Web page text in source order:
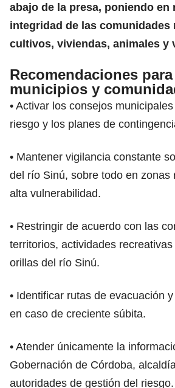
abajo de la presa, poniendo en
integridad de las comunidades
cultivos, viviendas, animales y
Recomendaciones
municipios y
• Activar los consejos
riesgo y los planes de
• Mantener vigilancia constante
del río Sinú, sobre todo en zonas
alta vulnerabilidad.
• Restringir de acuerdo con las
territorios, actividades
orillas del río Sinú.
• Identificar rutas de evacuación
en caso de creciente súbita.
• Atender únicamente la
Gobernación de Córdoba,
autoridades de gestión del riesgo.